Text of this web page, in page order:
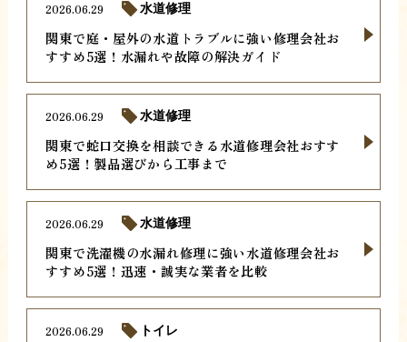
関東で庭・屋外の水道トラブルに強い修理会社お
すすめ5選！水漏れや故障の解決ガイド
2026.06.29 水道修理
関東で蛇口交換を相談できる水道修理会社おすす
め5選！製品選びから工事まで
2026.06.29 水道修理
関東で洗濯機の水漏れ修理に強い水道修理会社お
すすめ5選！迅速・誠実な業者を比較
2026.06.29 水道修理
2026.06.29 トイレ